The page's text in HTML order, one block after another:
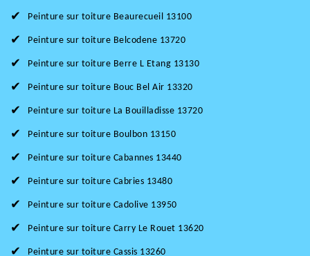
Peinture sur toiture Beaurecueil 13100
Peinture sur toiture Belcodene 13720
Peinture sur toiture Berre L Etang 13130
Peinture sur toiture Bouc Bel Air 13320
Peinture sur toiture La Bouilladisse 13720
Peinture sur toiture Boulbon 13150
Peinture sur toiture Cabannes 13440
Peinture sur toiture Cabries 13480
Peinture sur toiture Cadolive 13950
Peinture sur toiture Carry Le Rouet 13620
Peinture sur toiture Cassis 13260